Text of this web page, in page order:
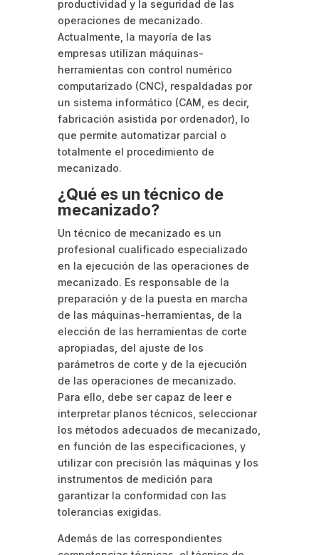
productividad y la seguridad de las
operaciones de mecanizado.
Actualmente, la mayoría de las
empresas utilizan máquinas-
herramientas con control numérico
computarizado (CNC), respaldadas por
un sistema informático (CAM, es decir,
fabricación asistida por ordenador), lo
que permite automatizar parcial o
totalmente el procedimiento de
mecanizado.
¿Qué es un técnico de
mecanizado?
Un técnico de mecanizado es un
profesional cualificado especializado
en la ejecución de las operaciones de
mecanizado. Es responsable de la
preparación y de la puesta en marcha
de las máquinas-herramientas, de la
elección de las herramientas de corte
apropiadas, del ajuste de los
parámetros de corte y de la ejecución
de las operaciones de mecanizado.
Para ello, debe ser capaz de leer e
interpretar planos técnicos, seleccionar
los métodos adecuados de mecanizado,
en función de las especificaciones, y
utilizar con precisión las máquinas y los
instrumentos de medición para
garantizar la conformidad con las
tolerancias exigidas.
Además de las correspondientes